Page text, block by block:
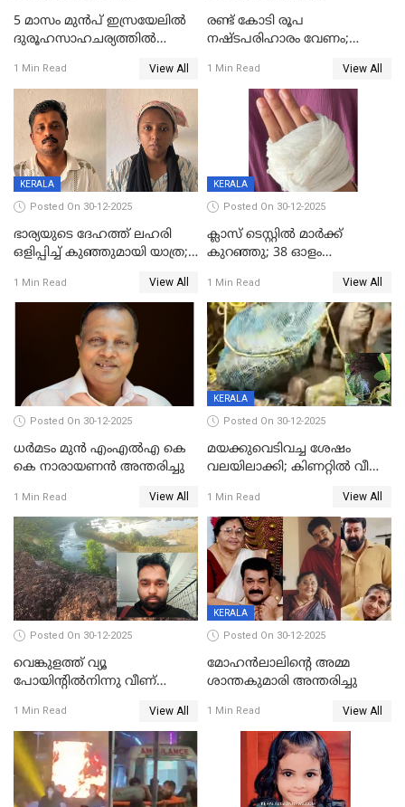
5 മാസം മുൻപ് ഇസ്രയേലിൽ
ദുരൂഹസാഹചര്യത്തിൽ
മലയാളി യുവാവിന്റെ ഭാര്യയും
മരിച്ചു
1 Min Read View All
രണ്ട് കോടി രൂപ
നഷ്ടപരിഹാരം വേണം;
നോട്ടീസയച്ച് ഉമാ തോമസ്
1 Min Read View All
KERALA
Posted On 30-12-2025
ഭാര്യയുടെ ദേഹത്ത് ലഹരി
ഒളിപ്പിച്ച് കുഞ്ഞുമായി യാത്ര;
പിടികൂടി പൊലീസ്
1 Min Read View All
KERALA
Posted On 30-12-2025
ക്ലാസ് ടെസ്റ്റിൽ മാർക്ക്
കുറഞ്ഞു; 38 ഓളം
സെന്ററിലെ അധ്യാപകന്‍
മർദിച്ചതായി പരാതി
1 Min Read View All
Posted On 30-12-2025
ധർമടം മുൻ എംഎല്‍എ കെ
കെ നാരായണന്‍ അന്തരിച്ചു
1 Min Read View All
KERALA
Posted On 30-12-2025
മയക്കുവെടിവച്ച ശേഷം
വലയിലാക്കി; കിണറ്റിൽ വീണ
1 Min Read View All
Posted On 30-12-2025
വെങ്കുളത്ത് വ്യൂ
പോയിന്റിൽനിന്നു വീണ്
1 Min Read View All
KERALA
Posted On 30-12-2025
മോഹന്‍ലാലിന്‍റെ അമ്മ
ശാന്തകുമാരി അന്തരിച്ചു
1 Min Read View All